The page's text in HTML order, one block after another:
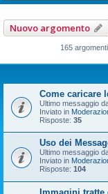
Nuovo argomento
165 argomenti
Come caricare
Ultimo messaggio
Inviato in
Risposte: 35
Uso dei
Ultimo messaggio
Inviato in
Risposte: 104